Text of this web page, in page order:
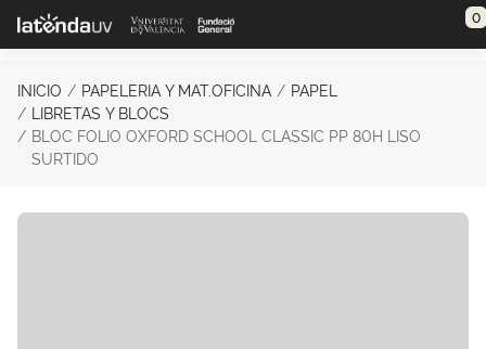
Saltar al contenido principal 0
INICIO PAPELERIA Y MAT.OFICINA
PAPEL
LIBRETAS Y BLOCS
BLOC FOLIO OXFORD SCHOOL CLASSIC PP 80H LISO
SURTIDO